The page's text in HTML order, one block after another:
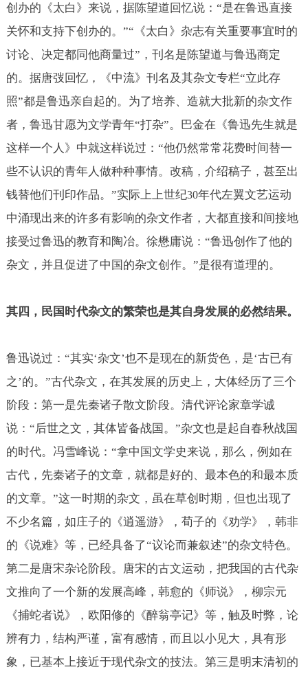
创办的《太白》来说，据陈望道回忆说：“是在鲁迅直接
关怀和支持下创办的。”“《太白》杂志有关重要事宜时的
讨论、决定都同他商量过”，刊名是陈望道与鲁迅商定
的。据唐弢回忆，《中流》刊名及其杂文专栏“立此存
照”都是鲁迅亲自起的。为了培养、造就大批新的杂文作
者，鲁迅甘愿为文学青年“打杂”。巴金在《鲁迅先生就是
这样一个人》中就这样说过：“他仍然常常花费时间替一
些不认识的青年人做种种事情。改稿，介绍稿子，甚至出
钱替他们刊印作品。”实际上上世纪30年代左翼文艺运动
中涌现出来的许多有影响的杂文作者，大都直接和间接地
接受过鲁迅的教育和陶冶。徐懋庸说：“鲁迅创作了他的
杂文，并且促进了中国的杂文创作。”是很有道理的。
其四，民国时代杂文的繁荣也是其自身发展的必然结果。
鲁迅说过：“其实‘杂文’也不是现在的新货色，是‘古已有
之’的。”古代杂文，在其发展的历史上，大体经历了三个
阶段：第一是先秦诸子散文阶段。清代评论家章学诚
说：“后世之文，其体皆备战国。”杂文也是起自春秋战国
的时代。冯雪峰说：“拿中国文学史来说，那么，例如在
古代，先秦诸子的文章，就都是好的、最本色的和最本质
的文章。”这一时期的杂文，虽在草创时期，但也出现了
不少名篇，如庄子的《逍遥游》，荀子的《劝学》，韩非
的《说难》等，已经具备了“议论而兼叙述”的杂文特色。
第二是唐宋杂论阶段。唐宋的古文运动，把我国的古代杂
文推向了一个新的发展高峰，韩愈的《师说》，柳宗元
《捕蛇者说》，欧阳修的《醉翁亭记》等，触及时弊，论
辨有力，结构严谨，富有感情，而且以小见大，具有形
象，已基本上接近于现代杂文的技法。第三是明末清初的